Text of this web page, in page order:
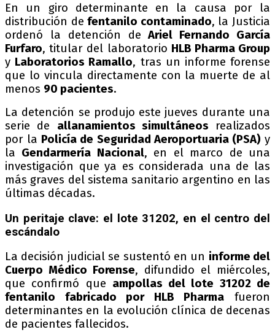
En un giro determinante en la causa por la
distribución defentanilo contaminado, la Justicia
ordenó la detención deAriel Fernando García
Furfaro, titular del laboratorio HLB Pharma Group
y Laboratorios Ramallo, tras un informe forense
que lo vincula directamente con la muerte de al
menos 90 pacientes.
La detención se produjo este jueves durante una
serie de allanamientos simultáneos realizados
por la Policía de Seguridad Aeroportuaria (PSA) y
la Gendarmería Nacional, en el marco de una
investigación que ya es considerada una de las
más graves del sistema sanitario argentino en las
últimas décadas.
Un peritaje clave: el lote 31202, en el centro del
escándalo
La decisión judicial se sustentó en un informe del
Cuerpo Médico Forense, difundido el miércoles,
que confirmó que ampollas del lote 31202 de
fentanilo fabricado por HLB Pharma fueron
determinantes en la evolución clínica de decenas
de pacientes fallecidos.